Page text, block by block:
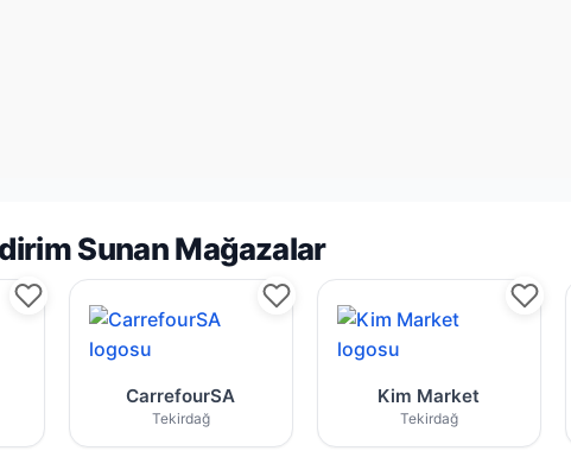
Sunan Mağazalar
CarrefourSA
Tekirdağ
Kim Market
Tekirdağ